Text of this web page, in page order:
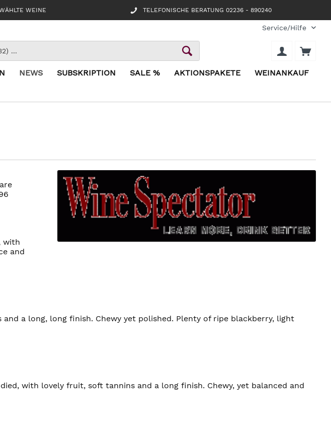
WEINE TELEFONISCHE BERATUNG 02236 - 890240
Service/Hilfe
NEWS SUBSKRIPTION SALE % AKTIONSPAKETE WEINANKAUF
with
and
a long, long finish. Chewy yet polished. Plenty of ripe blackberry, light
with lovely fruit, soft tannins and a long finish. Chewy, yet balanced and